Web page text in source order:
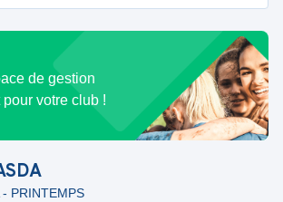
de gestion
votre club !
PRINTEMPS